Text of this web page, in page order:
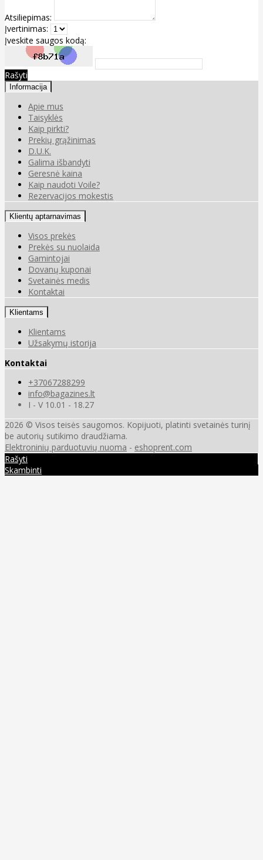
Atsiliepimas:
Įvertinimas:
Įveskite saugos kodą:
Rašyti
Informacija
Apie mus
Taisyklės
Kaip pirkti?
Prekių grąžinimas
D.U.K.
Galima išbandyti
Geresnė kaina
Kaip naudoti Voile?
Rezervacijos mokestis
Klientų aptarnavimas
Visos prekės
Prekės su nuolaida
Gamintojai
Dovanų kuponai
Svetainės medis
Kontaktai
Klientams
Klientams
Užsakymų istorija
Kontaktai
+37067288299
info@bagazines.lt
I - V 10.01 - 18.27
2026 © Visos teisės saugomos. Kopijuoti, platinti svetainės turinį
be autorių sutikimo draudžiama.
Elektroninių parduotuvių nuoma - eshoprent.com
Rašyti
Skambinti